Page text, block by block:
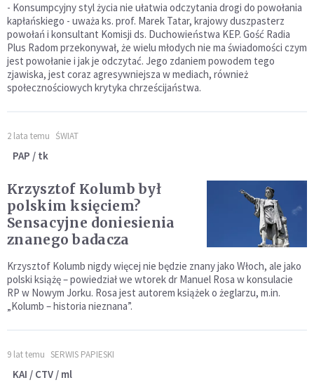
- Konsumpcyjny styl życia nie ułatwia odczytania drogi do powołania
kapłańskiego - uważa ks. prof. Marek Tatar, krajowy duszpasterz
powołań i konsultant Komisji ds. Duchowieństwa KEP. Gość Radia
Plus Radom przekonywał, że wielu młodych nie ma świadomości czym
jest powołanie i jak je odczytać. Jego zdaniem powodem tego
zjawiska, jest coraz agresywniejsza w mediach, również
społecznościowych krytyka chrześcijaństwa.
2 lata temu ŚWIAT
PAP / tk
Krzysztof Kolumb był
polskim księciem?
Sensacyjne doniesienia
znanego badacza
Krzysztof Kolumb nigdy więcej nie będzie znany jako Włoch, ale jako
polski książę – powiedział we wtorek dr Manuel Rosa w konsulacie
RP w Nowym Jorku. Rosa jest autorem książek o żeglarzu, m.in.
„Kolumb – historia nieznana”.
9 lat temu SERWIS PAPIESKI
KAI / CTV / ml